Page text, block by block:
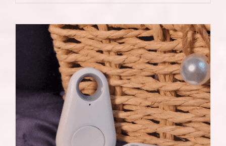
on
useampi
muunnelma.
Voit
tehdä
valinnat
tuotteen
sivulla.